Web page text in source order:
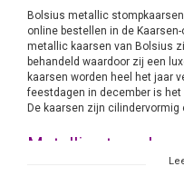
Bolsius metallic
online bestellen in de
metallic kaarsen van Bolsius
behandeld waardoor zij een
kaarsen worden heel het jaar
feestdagen in december is
De kaarsen zijn cilindervormig
Metallic